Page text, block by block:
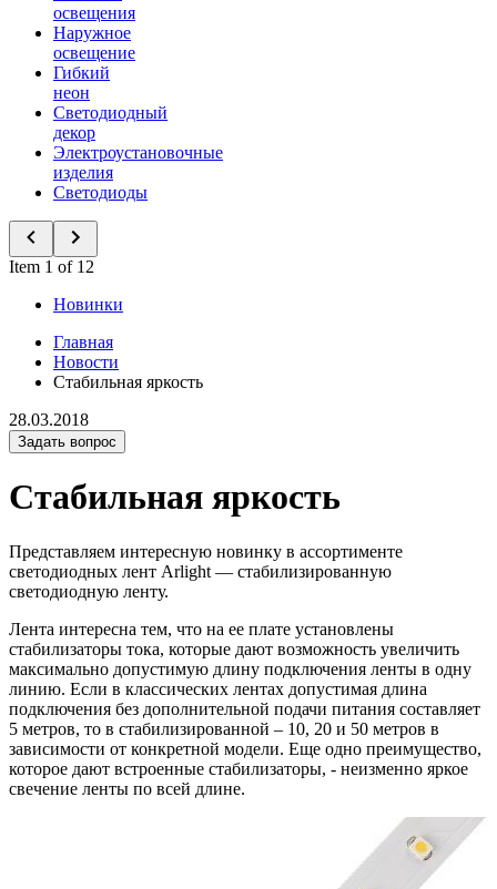
освещения
Наружное
освещение
Гибкий
неон
Светодиодный
декор
Электроустановочные
изделия
Светодиоды
Item 1 of 12
Новинки
Главная
Новости
Стабильная яркость
28.03.2018
Задать вопрос
Стабильная яркость
Представляем интересную новинку в ассортименте
светодиодных лент Arlight — стабилизированную
светодиодную ленту.
Лента интересна тем, что на ее плате установлены
стабилизаторы тока, которые дают возможность увеличить
максимально допустимую длину подключения ленты в одну
линию. Если в классических лентах допустимая длина
подключения без дополнительной подачи питания составляет
5 метров, то в стабилизированной – 10, 20 и 50 метров в
зависимости от конкретной модели. Еще одно преимущество,
которое дают встроенные стабилизаторы, - неизменно яркое
свечение ленты по всей длине.